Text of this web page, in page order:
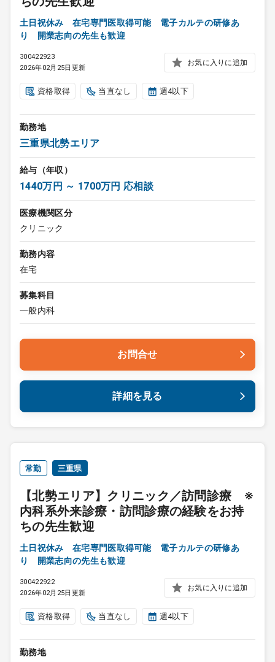
土日祝休み 在宅専門医取得可能 電子カルテの研修あ
り 開業志向の先生も歓迎
300422923
2026年02月25日更新
お気に入りに追加
資格取得 当直なし 週4以下
勤務地
三重県北勢エリア
給与（年収）
1440万円 ～ 1700万円 応相談
医療機関区分
クリニック
勤務内容
在宅
募集科目
一般内科
お問合せ
詳細を見る
常勤 三重県
【北勢エリア】クリニック／訪問診療 ※
内科系外来診療・訪問診療の経験をお持
ちの先生歓迎
土日祝休み 在宅専門医取得可能 電子カルテの研修あ
り 開業志向の先生も歓迎
300422922
2026年02月25日更新
お気に入りに追加
資格取得 当直なし 週4以下
勤務地